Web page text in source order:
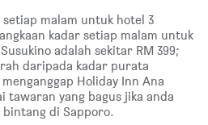
malam untuk hotel 3
kadar setiap malam untuk
adalah sekitar RM 399;
daripada kadar purata
Holiday Inn Ana
tawaran yang bagus jika anda
di Sapporo.